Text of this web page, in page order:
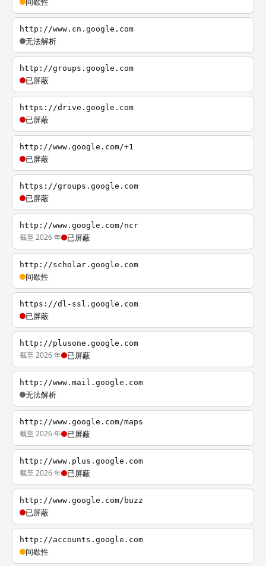
http://www.cn.google.com
无法解析
http://groups.google.com
已屏蔽
https://drive.google.com
已屏蔽
http://www.google.com/+1
已屏蔽
https://groups.google.com
已屏蔽
http://www.google.com/ncr
截至 2026 年 已屏蔽
http://scholar.google.com
间歇性
https://dl-ssl.google.com
已屏蔽
http://plusone.google.com
截至 2026 年 已屏蔽
http://www.mail.google.com
无法解析
http://www.google.com/maps
截至 2026 年 已屏蔽
http://www.plus.google.com
截至 2026 年 已屏蔽
http://www.google.com/buzz
已屏蔽
http://accounts.google.com
间歇性